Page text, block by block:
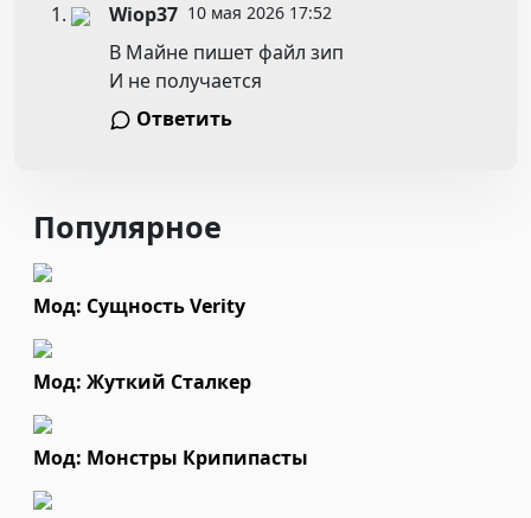
Wiop37 10 мая 2026 17:52
В Майне пишет файл зип
И не получается
Ответить
Популярное
Мод: Сущность Verity
Мод: Жуткий Сталкер
Мод: Монстры Крипипасты